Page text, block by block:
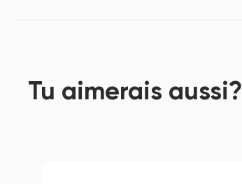
Tu aimerais aussi?